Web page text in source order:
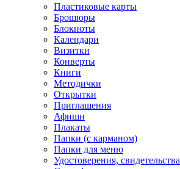
Пластиковые карты
Брошюры
Блокноты
Календари
Визитки
Конверты
Книги
Методички
Открытки
Приглашения
Афиши
Плакаты
Папки (с карманом)
Папки для меню
Удостоверения, свидетельства